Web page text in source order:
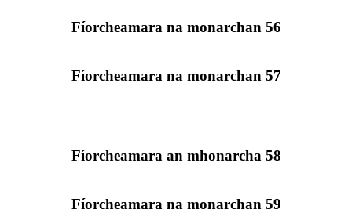
Fíorcheamara na monarchan 56
Fíorcheamara na monarchan 57
Fíorcheamara an mhonarcha 58
Fíorcheamara na monarchan 59